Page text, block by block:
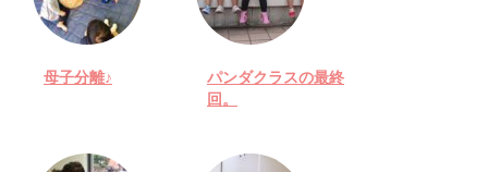
母子分離♪
パンダクラスの最終
回。